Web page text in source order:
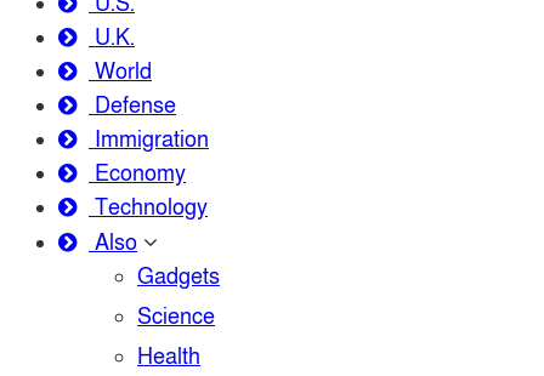
U.K.
World
Defense
Immigration
Economy
Technology
Also
Gadgets
Science
Health